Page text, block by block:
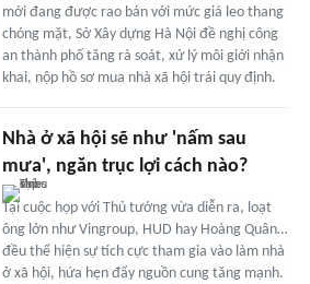
mới đang được rao bán với mức giá leo thang
chóng mặt, Sở Xây dựng Hà Nội đề nghị công
an thành phố tăng rà soát, xử lý môi giới nhận
khai, nộp hồ sơ mua nhà xã hội trái quy định.
Nhà ở xã hội sẽ như 'nấm sau
mưa', ngăn trục lợi cách nào?
Tại cuộc họp với Thủ tướng vừa diễn ra, loạt
ông lớn như Vingroup, HUD hay Hoàng Quân…
đều thể hiện sự tích cực tham gia vào làm nhà
ở xã hội, hứa hẹn đẩy nguồn cung tăng mạnh.